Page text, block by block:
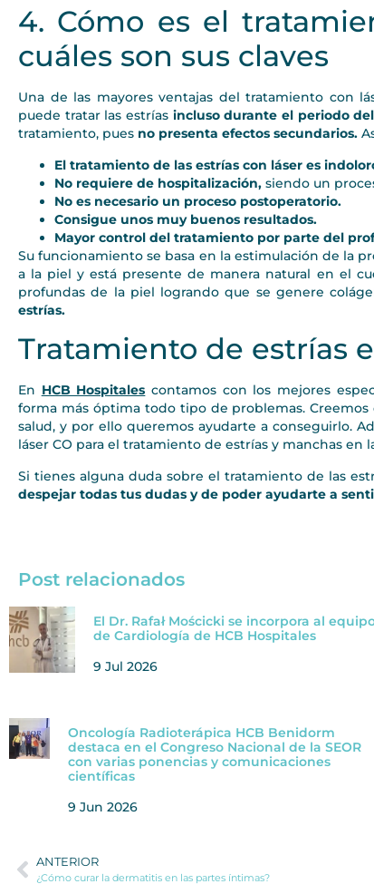
4. Cómo es el
cuáles son sus claves
Una de las mayores ventajas del tratamiento con
puede tratar las estrías incluso durante el periodo
tratamiento, pues no presenta efectos secundarios.
El tratamiento de las estrías con láser es
No requiere de hospitalización, siendo un
No es necesario un proceso postoperatorio.
Consigue unos muy buenos resultados.
Mayor control del tratamiento por parte del
Su funcionamiento se basa en la estimulación de la
a la piel y está presente de manera natural en el
profundas de la piel logrando que se genere
estrías.
Tratamiento de estrías
En HCB Hospitales contamos con los mejores
forma más óptima todo tipo de problemas.
salud, y por ello queremos ayudarte a conseguirlo.
láser CO para el tratamiento de estrías y manchas en
Si tienes alguna duda sobre el tratamiento de las
despejar todas tus dudas y de poder ayudarte a
Post relacionados
El Dr. Rafał Mościcki se incorpora al
de Cardiología de HCB Hospitales
9 Jul 2026
Oncología Radioterápica HCB Benidorm
destaca en el Congreso Nacional de la SEOR
con varias ponencias y comunicaciones
científicas
9 Jun 2026
ANTERIOR
¿Cómo curar la dermatitis en las partes íntimas?